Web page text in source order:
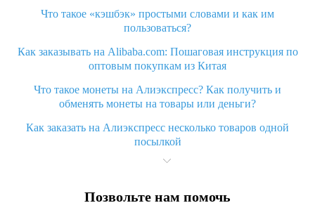
Что такое «кэшбэк» простыми словами и как им
пользоваться?
Как заказывать на Alibaba.com: Пошаговая инструкция по
оптовым покупкам из Китая
Что такое монеты на Алиэкспресс? Как получить и
обменять монеты на товары или деньги?
Как заказать на Алиэкспресс несколько товаров одной
посылкой
Что значит статус «Заказ закрыт» на Алиэкспресс и что
Что делать, если Алиэкспресс просит ввести паспортные
Позвольте нам помочь